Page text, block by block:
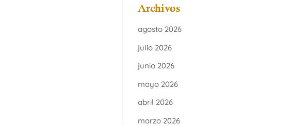
Archivos
agosto 2026
julio 2026
junio 2026
mayo 2026
abril 2026
marzo 2026